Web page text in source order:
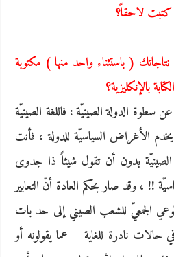
لاحقاً؟
( باستثناء واحد منها ) مكتوبة
بالإنكليزية؟
الدولة الصينيّة : فاللغة الصينيّة
يخدم الأغراض السياسيّة للدولة ، فأنت
الصينيّة بدون أن تقول شيئاً ذا جدوى
!! ، وقد صار بحكم العادة أنّ التعابير
الجمعيّ للشعب الصيني إلى حد بات
حالات نادرة للغاية – عما يقولونه أو